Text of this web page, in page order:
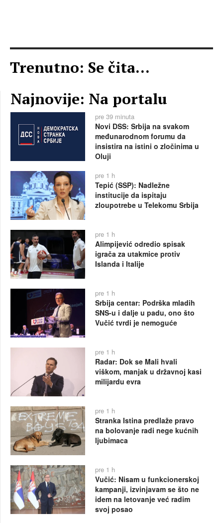
Trenutno: Se čita...
Najnovije: Na portalu
pre 39 minuta
Novi DSS: Srbija na svakom
međunarodnom forumu da
insistira na istini o zločinima u
Oluji
pre 1 h
Tepić (SSP): Nadležne
institucije da ispitaju
zloupotrebe u Telekomu Srbija
pre 1 h
Alimpijević odredio spisak
igrača za utakmice protiv
Islanda i Italije
pre 1 h
Srbija centar: Podrška mladih
SNS-u i dalje u padu, ono što
Vučić tvrdi je nemoguće
pre 1 h
Radar: Dok se Mali hvali
viškom, manjak u državnoj kasi
milijardu evra
pre 1 h
Stranka Istina predlaže pravo
na bolovanje radi nege kućnih
ljubimaca
pre 1 h
Vučić: Nisam u funkcionerskoj
kampanji, izvinjavam se što ne
idem na letovanje već radim
svoj posao